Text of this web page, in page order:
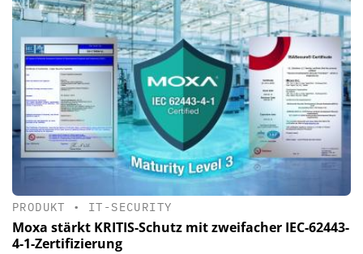
PRODUKT • IT-SECURITY
Moxa stärkt KRITIS-Schutz mit zweifacher IEC-62443-
4-1-Zertifizierung